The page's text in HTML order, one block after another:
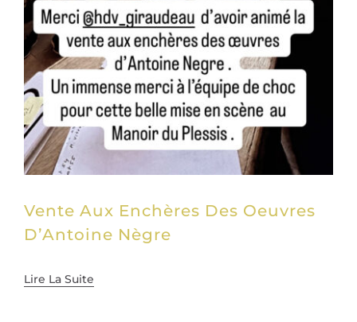
Vente Aux Enchères Des Oeuvres
D’Antoine Nègre
Lire La Suite